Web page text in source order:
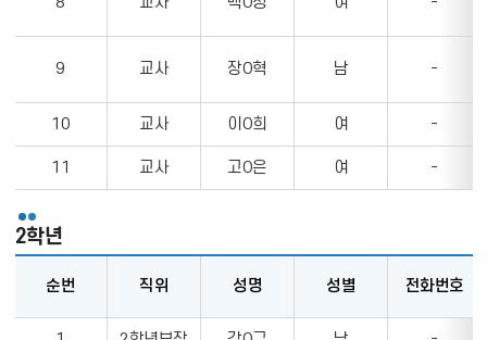
이
업
임,
부
9 교사 장O혁 남 -
10 교사 이O희 여 -
11 교사 고O은 여 -
2학년
순번 직위 성명 성별 전화번호